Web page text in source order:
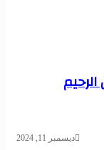
ديسمبر 11, 2024